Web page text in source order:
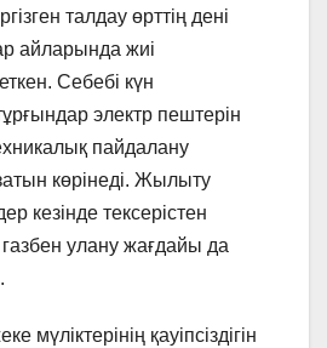
талдау өрттің дені
айларында жиі
Себебі күн
электр пештерін
пайдалану
көрінеді. Жылыту
кезінде тексерістен
газбен улану жағдайы да
мүліктерінің қауіпсіздігін